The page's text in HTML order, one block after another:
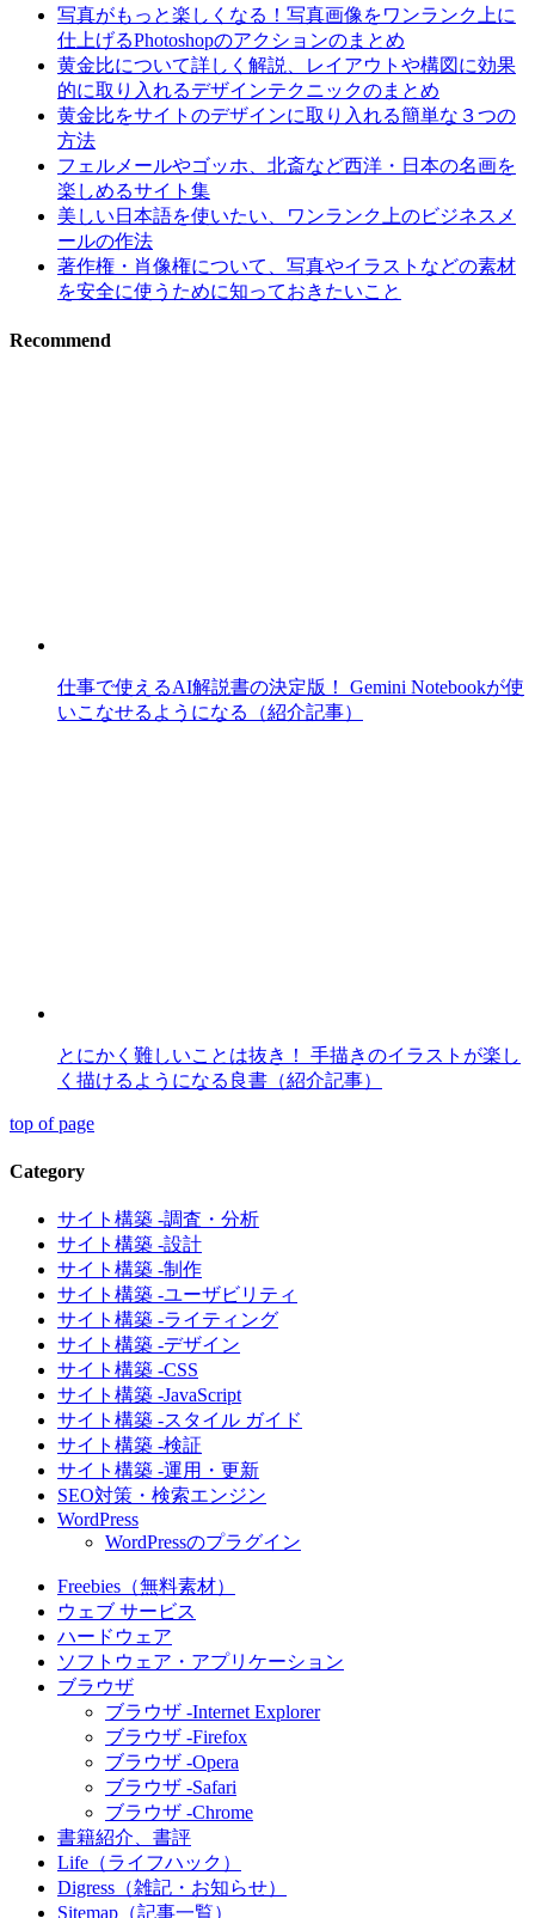
写真がもっと楽しくなる！写真画像をワンランク上に
仕上げるPhotoshopのアクションのまとめ
黄金比について詳しく解説、レイアウトや構図に効果
的に取り入れるデザインテクニックのまとめ
黄金比をサイトのデザインに取り入れる簡単な３つの
方法
フェルメールやゴッホ、北斎など西洋・日本の名画を
楽しめるサイト集
美しい日本語を使いたい、ワンランク上のビジネスメ
ールの作法
著作権・肖像権について、写真やイラストなどの素材
を安全に使うために知っておきたいこと
Recommend
仕事で使えるAI解説書の決定版！ Gemini Notebookが使
いこなせるようになる（紹介記事）
とにかく難しいことは抜き！ 手描きのイラストが楽し
く描けるようになる良書（紹介記事）
top of page
Category
サイト構築 -調査・分析
サイト構築 -設計
サイト構築 -制作
サイト構築 -ユーザビリティ
サイト構築 -ライティング
サイト構築 -デザイン
サイト構築 -CSS
サイト構築 -JavaScript
サイト構築 -スタイル ガイド
サイト構築 -検証
サイト構築 -運用・更新
SEO対策・検索エンジン
WordPress
WordPressのプラグイン
Freebies（無料素材）
ウェブ サービス
ハードウェア
ソフトウェア・アプリケーション
ブラウザ
ブラウザ -Internet Explorer
ブラウザ -Firefox
ブラウザ -Opera
ブラウザ -Safari
ブラウザ -Chrome
書籍紹介、書評
Life（ライフハック）
Digress（雑記・お知らせ）
Sitemap（記事一覧）